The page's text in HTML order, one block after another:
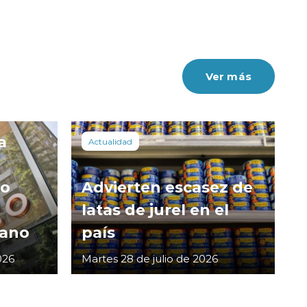
Ver más
Actualidad
Advierten escasez de
latas de jurel en el
país
Martes 28 de julio de 2026